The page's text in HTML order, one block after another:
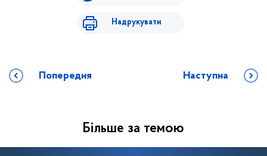
Надрукувати
Попередня Наступна
Більше за темою